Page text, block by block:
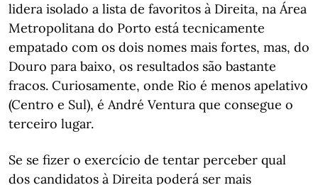
lidera isolado a lista de favoritos à Direita, na Área
Metropolitana do Porto está tecnicamente
empatado com os dois nomes mais fortes, mas, do
Douro para baixo, os resultados são bastante
fracos. Curiosamente, onde Rio é menos apelativo
(Centro e Sul), é André Ventura que consegue o
terceiro lugar.
Se se fizer o exercício de tentar perceber qual
dos candidatos à Direita poderá ser mais